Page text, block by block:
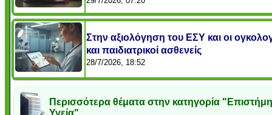
Στην αξιολόγηση του ΕΣΥ και οι
και παιδιατρικοί ασθενείς
28/7/2026, 18:52
Περισσότερα θέματα στην κατηγορία
Υγεία"